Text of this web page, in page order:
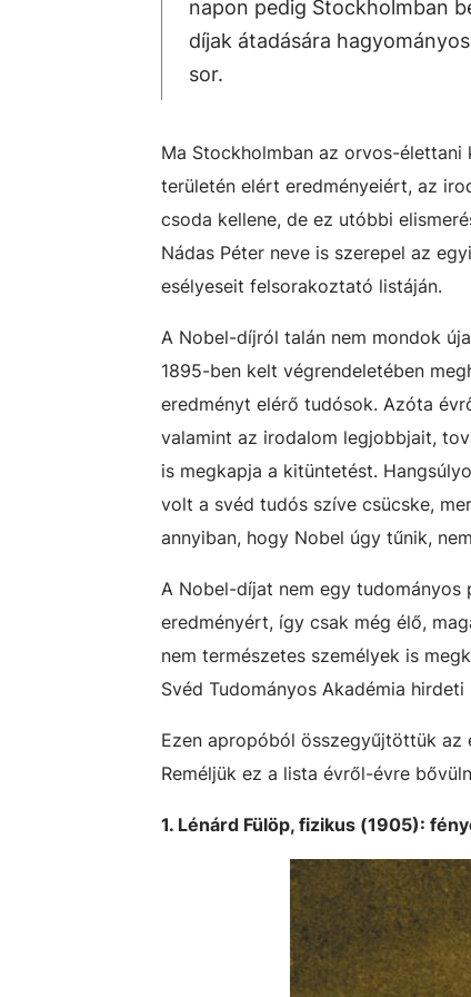
napon pedig Stockholmban
díjak átadására
sor.
Ma Stockholmban az orvos-
területén elért eredményeiért, az
csoda kellene, de ez utóbbi
Nádas Péter neve is szerepel az
esélyeseit felsorakoztató listáján.
A Nobel-díjról talán nem mondok
1895-ben kelt végrendeletében
eredményt elérő tudósok. Azóta
valamint az irodalom legjobbjait,
is megkapja a kitüntetést.
volt a svéd tudós szíve csücske,
annyiban, hogy Nobel úgy tűnik,
A Nobel-díjat nem egy
eredményért, így csak még élő,
nem természetes személyek is
Svéd Tudományos Akadémia hirdeti
Ezen apropóból összegyűjtöttük
Reméljük ez a lista évről-évre
1. Lénárd Fülöp, fizikus (1905):